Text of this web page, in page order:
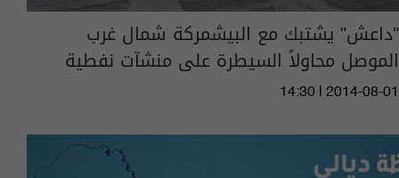
"داعش" يشتبك مع البيشمركة شمال غرب
الموصل محاولاً السيطرة على منشآت نفطية
14:30 | 2014-08-01